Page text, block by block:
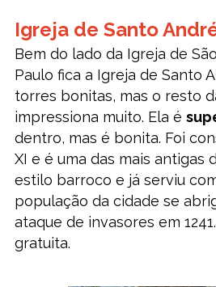
Igreja de Santo
Bem do lado da Igreja de
Paulo fica a Igreja de Santo
torres bonitas, mas o resto
impressiona muito. Ela é
dentro, mas é bonita. Foi
XI e é uma das mais antigas
estilo barroco e já serviu
população da cidade se
ataque de invasores em 1241.
gratuita.